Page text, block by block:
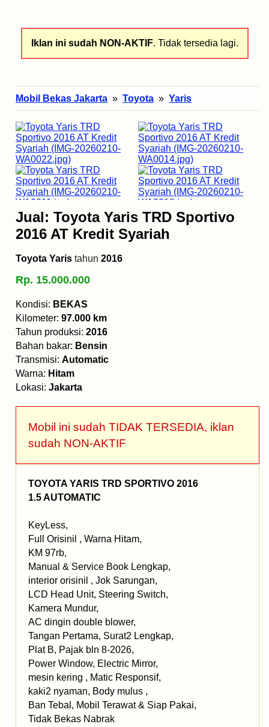
Iklan ini sudah NON-AKTIF. Tidak tersedia lagi.
Mobil Bekas Jakarta » Toyota » Yaris
Jual: Toyota Yaris TRD Sportivo
2016 AT Kredit Syariah
Toyota Yaris tahun 2016
Rp. 15.000.000
Kondisi: BEKAS
Kilometer: 97.000 km
Tahun produksi: 2016
Bahan bakar: Bensin
Transmisi: Automatic
Warna: Hitam
Lokasi: Jakarta
Mobil ini sudah TIDAK TERSEDIA, iklan
sudah NON-AKTIF
TOYOTA YARIS TRD SPORTIVO 2016
1.5 AUTOMATIC
KeyLess,
Full Orisinil , Warna Hitam,
KM 97rb,
Manual & Service Book Lengkap,
interior orisinil , Jok Sarungan,
LCD Head Unit, Steering Switch,
Kamera Mundur,
AC dingin double blower,
Tangan Pertama, Surat2 Lengkap,
Plat B, Pajak bln 8-2026,
Power Window, Electric Mirror,
mesin kering , Matic Responsif,
kaki2 nyaman, Body mulus ,
Ban Tebal, Mobil Terawat & Siap Pakai,
Tidak Bekas Nabrak